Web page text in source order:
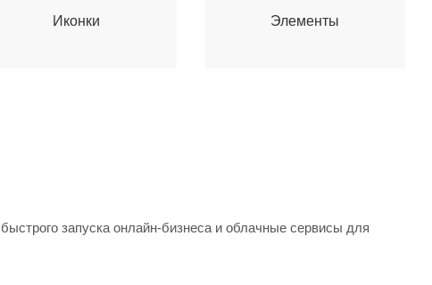
Иконки Элементы
запуска онлайн-бизнеса и облачные сервисы для